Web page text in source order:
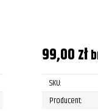
99,00zł
SKU:
Producent: